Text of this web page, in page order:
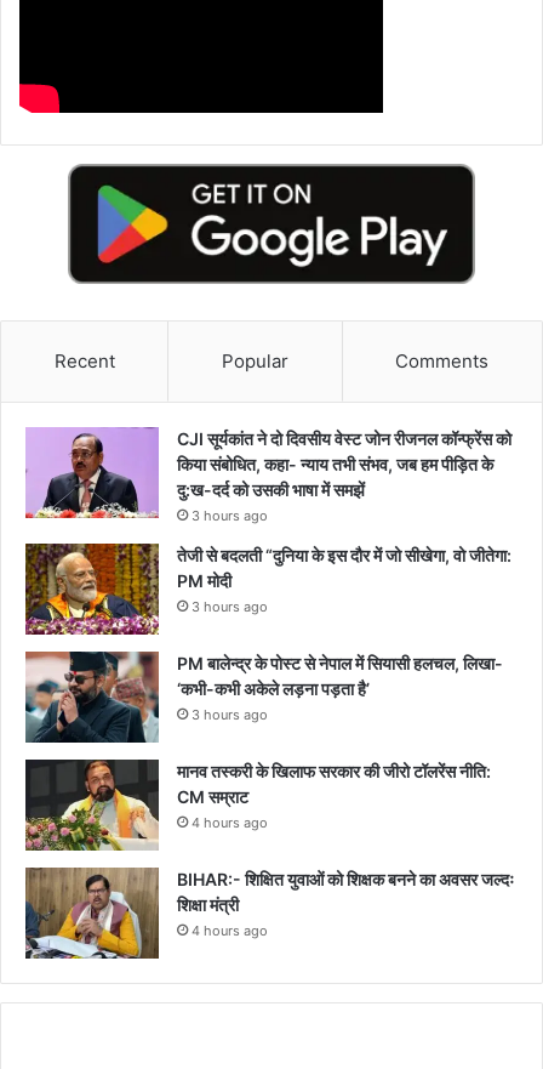
Recent Popular Comments
CJI सूर्यकांत ने दो दिवसीय वेस्ट जोन रीजनल कॉन्फ्रेंस को
किया संबोधित, कहा- न्याय तभी संभव, जब हम पीड़ित के
दु:ख-दर्द को उसकी भाषा में समझें
3 hours ago
तेजी से बदलती “दुनिया के इस दौर में जो सीखेगा, वो जीतेगा:
PM मोदी
3 hours ago
PM बालेन्द्र के पोस्ट से नेपाल में सियासी हलचल, लिखा-
‘कभी-कभी अकेले लड़ना पड़ता है’
3 hours ago
मानव तस्करी के खिलाफ सरकार की जीरो टॉलरेंस नीति:
CM सम्राट
4 hours ago
BIHAR:- शिक्षित युवाओं को शिक्षक बनने का अवसर जल्दः
शिक्षा मंत्री
4 hours ago